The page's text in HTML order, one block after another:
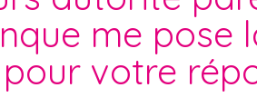
me pose
votre